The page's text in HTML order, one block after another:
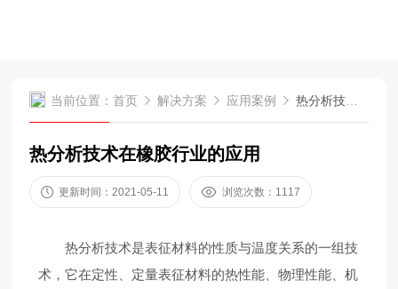
当前位置：首页 解决方案 应用案例 热分析技术在橡胶行业的应用
热分析技术在橡胶行业的应用
更新时间：2021-05-11 浏览次数：1117
热分析技术是表征材料的性质与温度关系的一组技
术，它在定性、定量表征材料的热性能、物理性能、机